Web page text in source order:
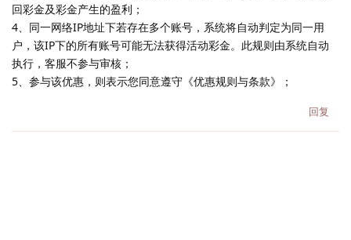
回彩金及彩金产生的盈利；
4、同一网络IP地址下若存在多个账号，系统将自动判定为同一用
户，该IP下的所有账号可能无法获得活动彩金。此规则由系统自动
执行，客服不参与审核；
5、参与该优惠，则表示您同意遵守《优惠规则与条款》；
回复